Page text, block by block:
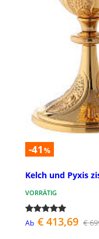
-41 %
Kelch und Pyxis
VORRÄTIG
Ab € 413,69 €